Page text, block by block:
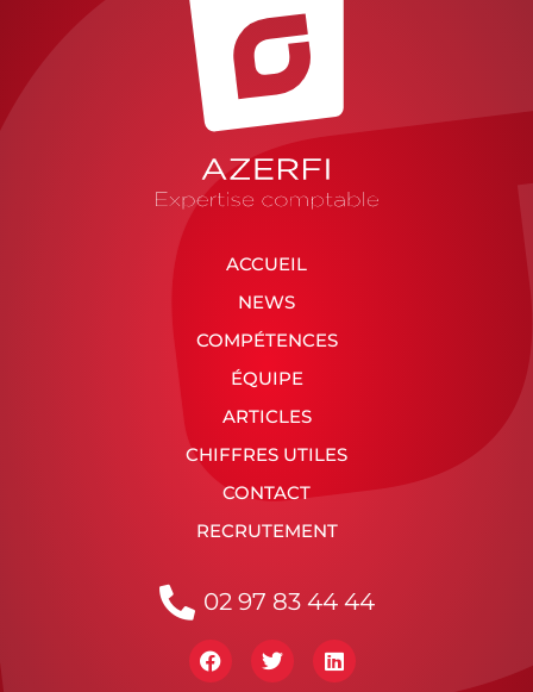
ACCUEIL
NEWS
COMPÉTENCES
ÉQUIPE
ARTICLES
CHIFFRES UTILES
CONTACT
RECRUTEMENT
02 97 83 44 44